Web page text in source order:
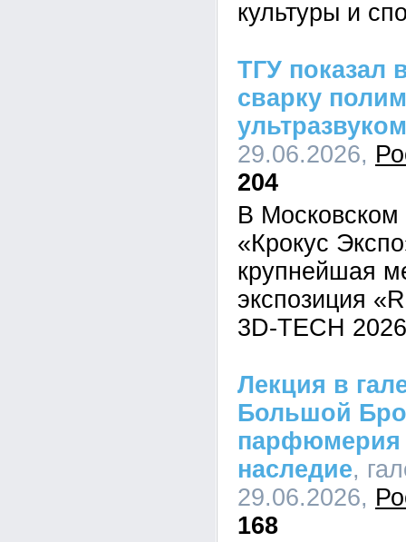
культуры и
ТГУ показал
сварку
ультразвуком
29.06.2026,
204
В Московском
«Крокус
крупнейшая
экспозиция
3D-TECH
Лекция в
Большой
парфюмерия
наследие,
29.06.2026,
168